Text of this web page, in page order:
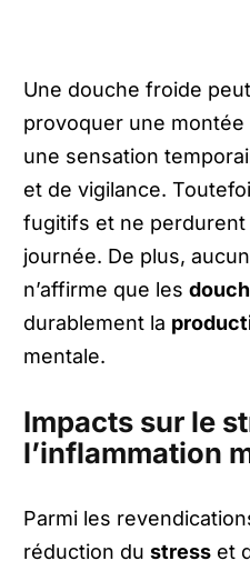
Une douche froide
provoquer une montée
une sensation
et de vigilance.
fugitifs et ne perdurent
journée. De plus,
n’affirme que les
durablement la
mentale.
Impacts sur le
l’inflammation
Parmi les
réduction du stresset